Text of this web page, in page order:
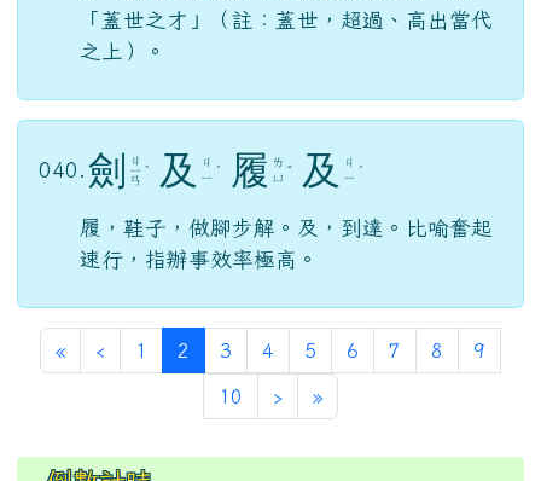
「蓋世之才」（註：蓋世，超過、高出當代
之上）。
040. 劍 ㄐ
ㄧ
ㄢ
ˋ 及
ㄐ
ㄧ ˊ 履 ㄌ
ㄩ ˇ 及
ㄐ
ㄧ ˊ
履，鞋子，做腳步解。及，到達。比喻奮起
速行，指辦事效率極高。
«第一頁
‹ 上一頁
1 2 (目前頁次)
3 4 5 6 7 8 9
10 ›下一頁
»最後頁
左邊區域內容